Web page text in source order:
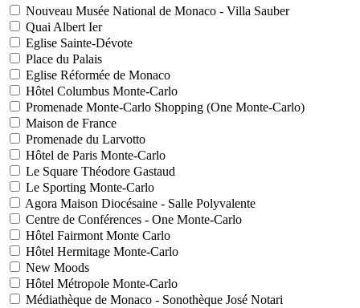
Nouveau Musée National de Monaco - Villa Sauber
Quai Albert Ier
Eglise Sainte-Dévote
Place du Palais
Eglise Réformée de Monaco
Hôtel Columbus Monte-Carlo
Promenade Monte-Carlo Shopping (One Monte-Carlo)
Maison de France
Promenade du Larvotto
Hôtel de Paris Monte-Carlo
Le Square Théodore Gastaud
Le Sporting Monte-Carlo
Agora Maison Diocésaine - Salle Polyvalente
Centre de Conférences - One Monte-Carlo
Hôtel Fairmont Monte Carlo
Hôtel Hermitage Monte-Carlo
New Moods
Hôtel Métropole Monte-Carlo
Médiathèque de Monaco - Sonothèque José Notari